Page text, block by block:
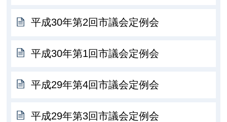
平成30年第2回市議会定例会
平成30年第1回市議会定例会
平成29年第4回市議会定例会
平成29年第3回市議会定例会